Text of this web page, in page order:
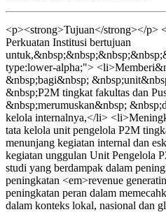
<p><strong>Tujuan</strong></p>
Perkuatan Institusi bertujuan
type:lower-alpha;">
&nbsp;bagi&nbsp;
&nbsp;P2M tingkat fakultas dan
&nbsp;merumuskan&nbsp;
kelola internalnya,</li>
tata kelola unit pengelola P2M
menunjang kegiatan internal dan
kegiatan unggulan Unit Pengelola
studi yang berdampak dalam
peningkatan <em>revenue
peningkatan peran dalam
dalam konteks lokal, nasional dan